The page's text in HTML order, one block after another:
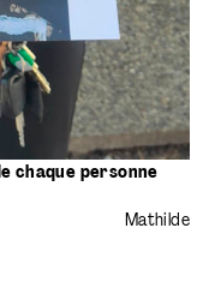
chaque personne
Mathilde